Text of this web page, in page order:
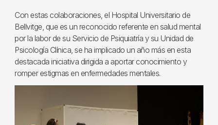
Con estas colaboraciones, el Hospital Universitario de
Bellvitge, que es un reconocido referente en salud mental
por la labor de su Servicio de Psiquiatría y su Unidad de
Psicología Clínica, se ha implicado un año más en esta
destacada iniciativa dirigida a aportar conocimiento y
romper estigmas en enfermedades mentales.